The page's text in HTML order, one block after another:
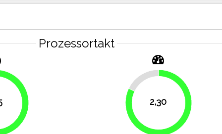
Prozessortakt
76.8%
2,30
17.9%
82.1%